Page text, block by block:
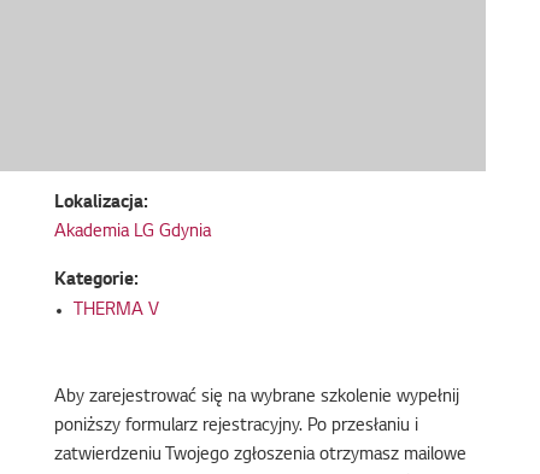
Lokalizacja:
Akademia LG Gdynia
Kategorie:
THERMA V
Aby zarejestrować się na wybrane szkolenie wypełnij
poniższy formularz rejestracyjny. Po przesłaniu i
zatwierdzeniu Twojego zgłoszenia otrzymasz mailowe